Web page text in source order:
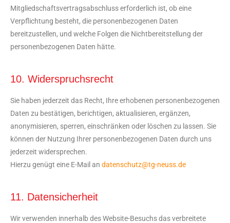
Mitgliedschaftsvertragsabschluss erforderlich ist, ob eine
Verpflichtung besteht, die personenbezogenen Daten
bereitzustellen, und welche Folgen die Nichtbereitstellung der
personenbezogenen Daten hätte.
10. Widerspruchsrecht
Sie haben jederzeit das Recht, Ihre erhobenen personenbezogenen
Daten zu bestätigen, berichtigen, aktualisieren, ergänzen,
anonymisieren, sperren, einschränken oder löschen zu lassen. Sie
können der Nutzung Ihrer personenbezogenen Daten durch uns
jederzeit widersprechen.
Hierzu genügt eine E-Mail an datenschutz@tg-neuss.de
11. Datensicherheit
Wir verwenden innerhalb des Website-Besuchs das verbreitete